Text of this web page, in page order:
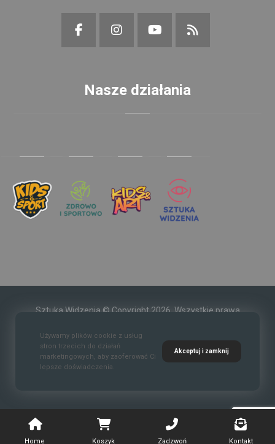
Nasze działania
Sztuka Widzenia © Copyright 2026. Wszystkie prawa
Home Koszyk Zadzwoń Kontakt
Używamy plików cookie z usług
stron trzecich do działań
marketingowych, aby zaoferować Ci
lepsze doświadczenia.
Akceptuj i zamknij